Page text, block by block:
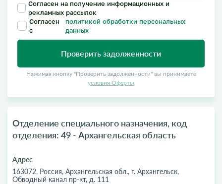
Согласен на получение информационных и
рекламных рассылок
Согласен
с
политикой обработки персональных
данных
Проверить задолженности
Нажимая кнопку "Проверить задолженности" вы принимаете
условия Оферты
Отделение специального назначения, код
отделения: 49 - Архангельская область
Адрес
163072, Россия, Архангельская обл., г. Архангельск,
Обводный канал пр-кт, д. 111